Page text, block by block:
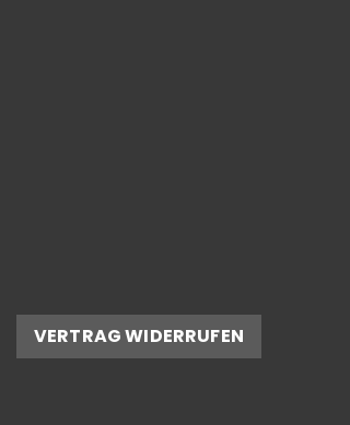
VERTRAG WIDERRUFEN